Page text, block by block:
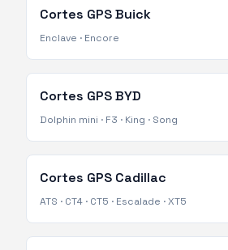
Cortes GPSBuick
Enclave · Encore
Cortes GPSBYD
Dolphin mini · F3 · King · Song
Cortes GPS Cadillac
ATS · CT4 · CT5 · Escalade ·XT5